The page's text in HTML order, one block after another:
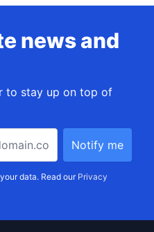
news and
to stay up on top of
data. Read our Privacy